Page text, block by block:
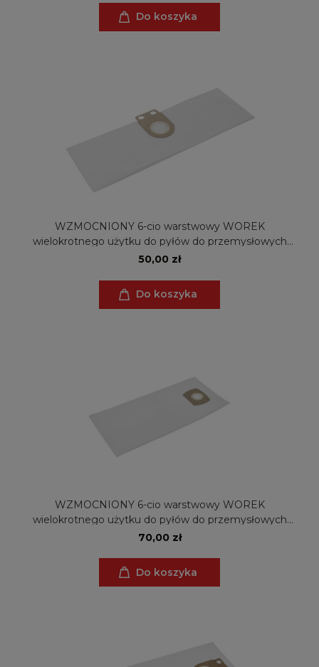
Do koszyka
WZMOCNIONY 6-cio warstwowy WOREK
wielokrotnego użytku do pyłów do przemysłowych
50,00 zł
Do koszyka
WZMOCNIONY 6-cio warstwowy WOREK
wielokrotnego użytku do pyłów do przemysłowych
odkurzaczy Metabo ASA 25 L PC, ASA 30 L PC Inox
70,00 zł
Do koszyka